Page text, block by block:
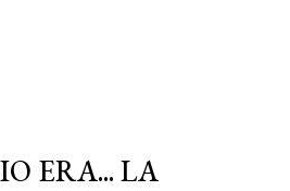
ERA... LA